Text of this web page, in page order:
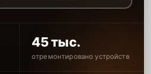
45 тыс.
отремонтировано устройств